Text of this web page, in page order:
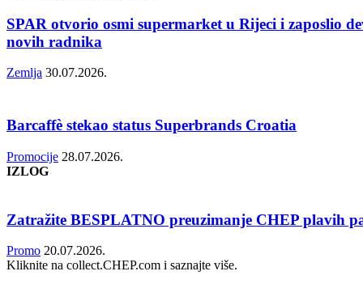
SPAR otvorio osmi supermarket u Rijeci i zaposlio
novih radnika
Zemlja 30.07.2026.
Barcaffè stekao status Superbrands Croatia
Promocije 28.07.2026.
IZLOG
Zatražite BESPLATNO preuzimanje CHEP plavih
Promo 20.07.2026.
Kliknite na collect.CHEP.com i saznajte više.